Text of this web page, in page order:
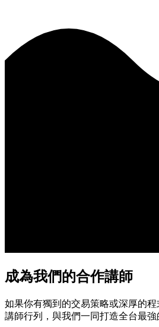
成為我們的合作講師
如果你有獨到的交易策略或深厚的
講師行列，與我們一同打造全台最強